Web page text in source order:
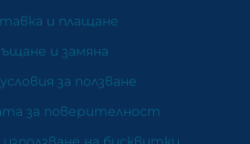
и плащане
и замяна
за ползване
за поверителност